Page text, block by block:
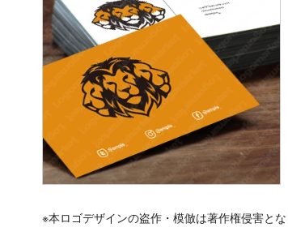
※本ロゴデザインの盗作・模倣は著作権侵害と